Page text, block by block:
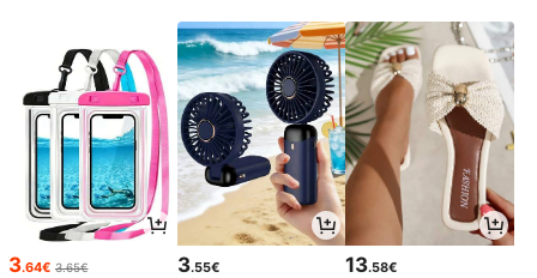
3.64€ 3.65€ 3.55€ 13.58€